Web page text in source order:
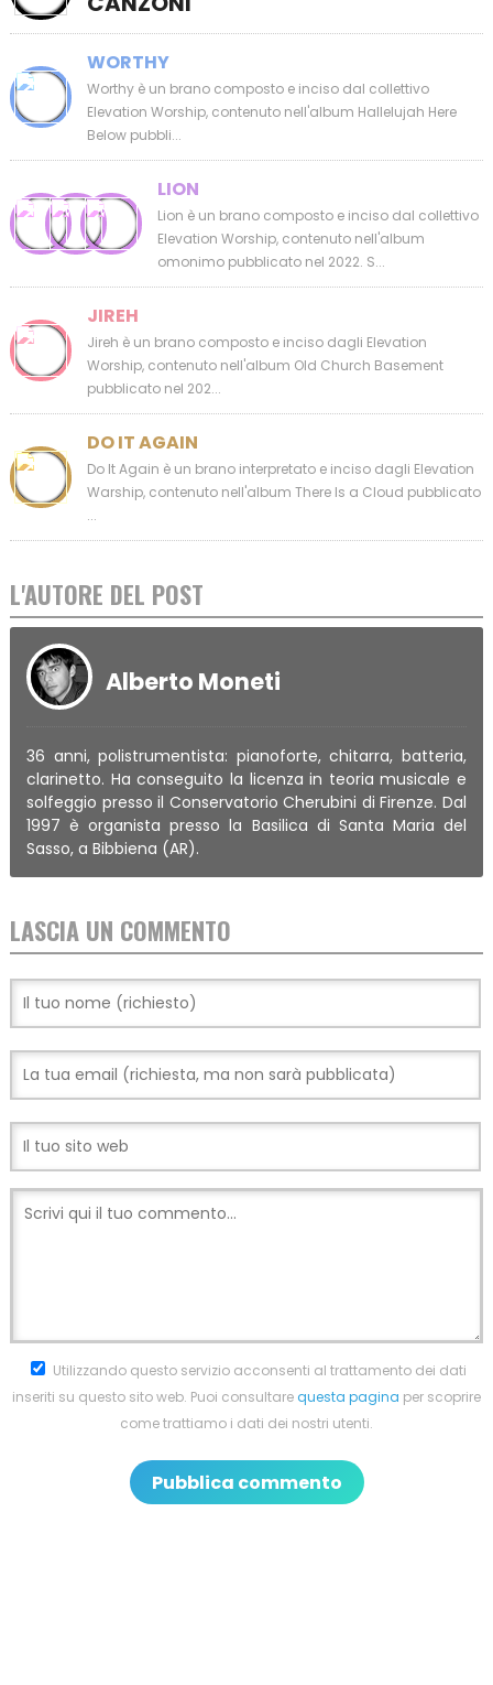
WORTHY
Worthy è un brano composto e inciso dal collettivo
Elevation Worship, contenuto nell'album Hallelujah Here
Below pubbli...
LION
Lion è un brano composto e inciso dal collettivo
Elevation Worship, contenuto nell'album
omonimo pubblicato nel 2022. S...
JIREH
Jireh è un brano composto e inciso dagli Elevation
Worship, contenuto nell'album Old Church Basement
pubblicato nel 202...
DO IT AGAIN
Do It Again è un brano interpretato e inciso dagli Elevation
Warship, contenuto nell'album There Is a Cloud pubblicato
...
L'AUTORE DEL POST
Alberto Moneti
36 anni, polistrumentista: pianoforte, chitarra, batteria,
clarinetto. Ha conseguito la licenza in teoria musicale e
solfeggio presso il Conservatorio Cherubini di Firenze. Dal
1997 è organista presso la Basilica di Santa Maria del
Sasso, a Bibbiena (AR).
LASCIA UN COMMENTO
Utilizzando questo servizio acconsenti al trattamento dei dati
inseriti su questo sito web. Puoi consultarequesta pagina per scoprire
come trattiamo i dati dei nostri utenti.